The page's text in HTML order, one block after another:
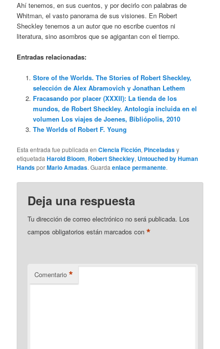
Ahí tenemos, en sus cuentos, y por decirlo con palabras de
Whitman, el vasto panorama de sus visiones. En Robert
Sheckley tenemos a un autor que no escribe cuentos ni
literatura, sino asombros que se agigantan con el tiempo.
Entradas relacionadas:
Store of the Worlds. The Stories of Robert Sheckley,
selección de Alex Abramovich y Jonathan Lethem
Fracasando por placer (XXXII): La tienda de los
mundos, de Robert Sheckley. Antología incluida en el
volumen Los viajes de Joenes, Bibliópolis, 2010
The Worlds of Robert F. Young
Esta entrada fue publicada enCiencia Ficción, Pinceladasy
etiquetadaHarold Bloom, Robert Sheckley, Untouched by Human
HandsporMario Amadas. Guardaenlace permanente.
Deja una respuesta
Tu dirección de correo electrónico no será publicada. Los
campos obligatorios están marcados con*
Comentario *